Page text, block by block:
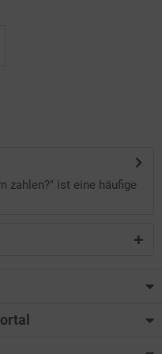
zahlen?" ist eine häufige